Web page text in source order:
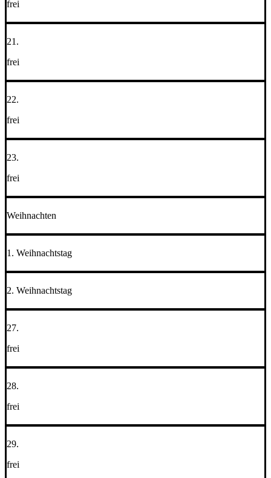
frei
21.
frei
22.
frei
23.
frei
Weihnachten
1. Weihnachtstag
2. Weihnachtstag
27.
frei
28.
frei
29.
frei